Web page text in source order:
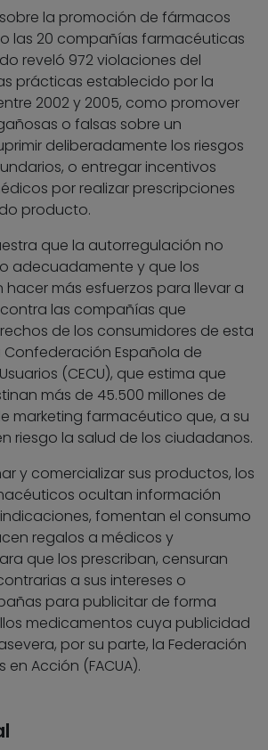
la promoción de fármacos
las 20 compañías farmacéuticas
reveló 972 violaciones del
prácticas establecido por la
2002 y 2005, como promover
o falsas sobre un
deliberadamente los riesgos
o entregar incentivos
por realizar prescripciones
producto.
que la autorregulación no
adecuadamente y que los
más esfuerzos para llevar a
las compañías que
de los consumidores de esta
Confederación Española de
(CECU), que estima que
más de 45.500 millones de
marketing farmacéutico que, a su
riesgo la salud de los ciudadanos.
y comercializar sus productos, los
ocultan información
fomentan el consumo
regalos a médicos y
que los prescriban, censuran
a sus intereses o
para publicitar de forma
medicamentos cuya publicidad
por su parte, la Federación
Acción (FACUA).